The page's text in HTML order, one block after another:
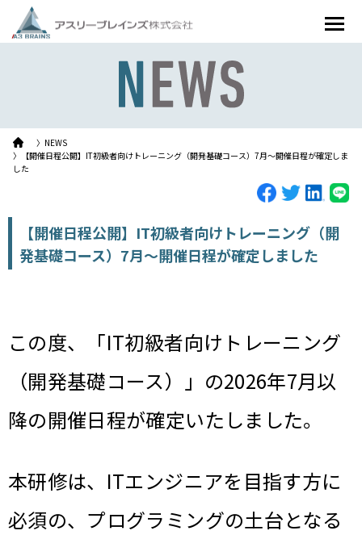
〉NEWS
〉【開催日程公開】IT初級者向けトレーニング（開発基礎コース）7月～開催日程が確定しま
した
【開催日程公開】IT初級者向けトレーニング（開
発基礎コース）7月～開催日程が確定しました
この度、「IT初級者向けトレーニング
（開発基礎コース）」の2026年7月以
降の開催日程が確定いたしました。
本研修は、ITエンジニアを目指す方に
必須の、プログラミングの土台となる